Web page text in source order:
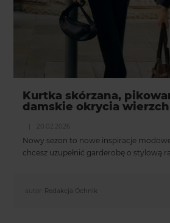
Kurtka skórzana,
damskie okrycia
20.02.2026
Nowy sezon to nowe inspiracje
chcesz uzupełnić garderobę o stylową
autor: Redakcja Ochnik